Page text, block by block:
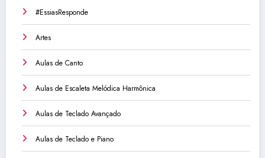
#EssiasResponde
Artes
Aulas de Canto
Aulas de Escaleta Melódica Harmônica
Aulas de Teclado Avançado
Aulas de Teclado e Piano